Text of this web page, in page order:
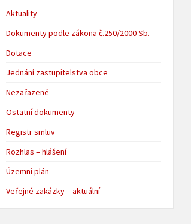
Aktuality
Dokumenty podle zákona č.250/2000 Sb.
Dotace
Jednání zastupitelstva obce
Nezařazené
Ostatní dokumenty
Registr smluv
Rozhlas – hlášení
Územní plán
Veřejné zakázky – aktuální